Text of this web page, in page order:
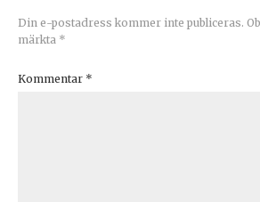
Din e-postadress kommer inte publiceras.
märkta *
Kommentar *